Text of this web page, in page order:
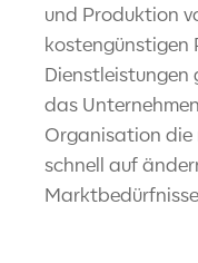
und Produktion
kostengünstigen
Dienstleistungen
das
Organisation
schnell auf